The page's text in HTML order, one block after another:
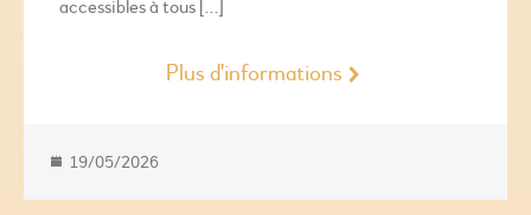
accessibles à tous […]
Plus d'informations
19/05/2026